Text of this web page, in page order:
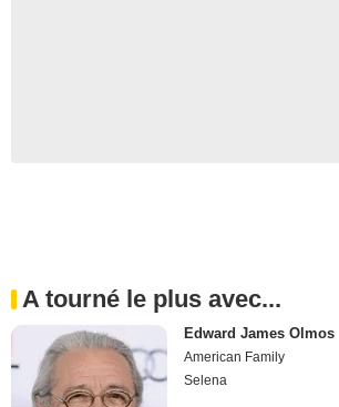
A tourné le plus avec...
Edward James Olmos
American Family
Selena